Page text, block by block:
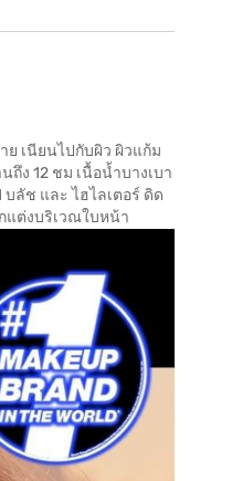
ย เนียนไปกับผิว ผิวแก้ม
ง 12 ชม เนื้อน้ำบางเบา
ลัช และ ไฮไลเตอร์ ดิด
แต่งบริเวณใบหน้า